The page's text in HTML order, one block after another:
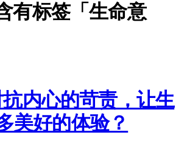
有标签「生命意
抗内心的苛责，让生
美好的体验？